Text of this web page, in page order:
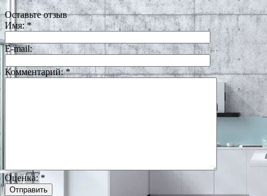
Оставьте отзыв
Имя:*
E-mail:
Комментарий:*
Оценка:*